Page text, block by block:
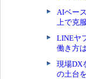
AIベー
上で克
LINEヤ
働き方
現場DX
の土台